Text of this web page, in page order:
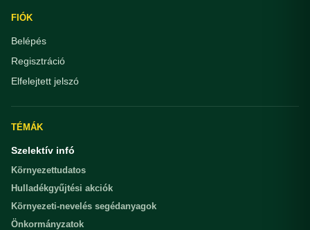
FIÓK
Belépés
Regisztráció
Elfelejtett jelszó
TÉMÁK
Szelektív infó
Környezettudatos
Hulladékgyűjtési akciók
Környezeti-nevelés segédanyagok
Önkormányzatok